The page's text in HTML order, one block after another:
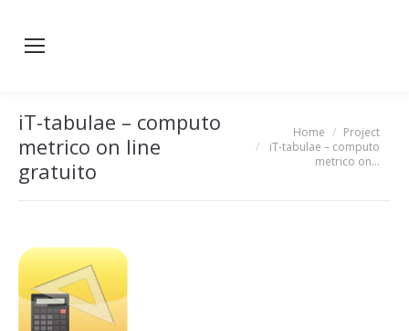
iT-tabulae – computo
metrico on line
gratuito
You are here:Home
Project
iT-tabulae – computo
metrico on…